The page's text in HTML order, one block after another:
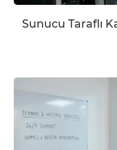
Sunucu Taraflı